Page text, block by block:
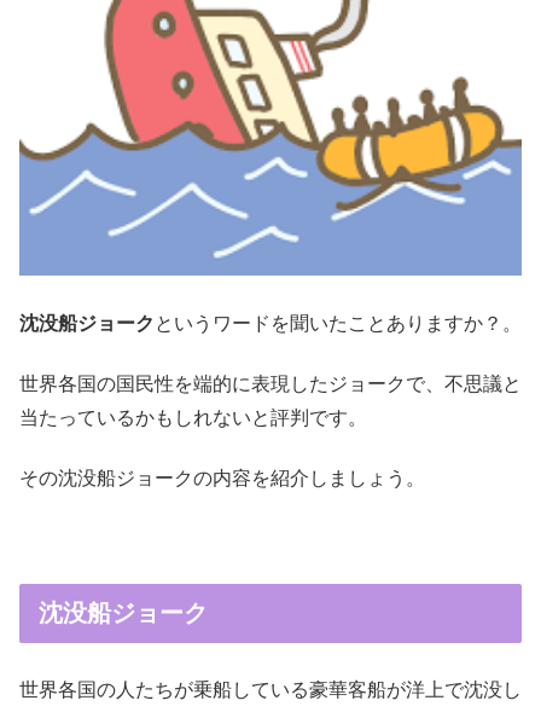
沈没船ジョーク というワードを聞いたことありますか？。
世界各国の国民性を端的に表現したジョークで、不思議と
当たっているかもしれないと評判です。
その沈没船ジョークの内容を紹介しましょう。
沈没船ジョーク
世界各国の人たちが乗船している豪華客船が洋上で沈没し